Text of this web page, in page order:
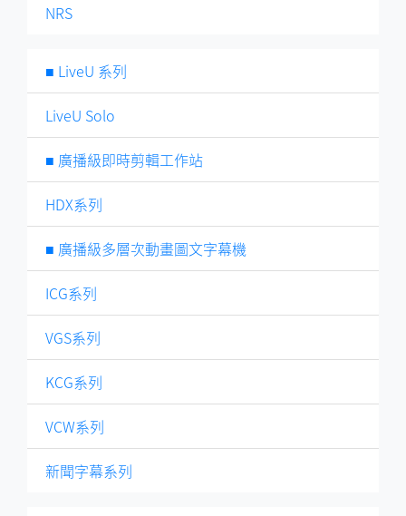
NRS
■ LiveU 系列
LiveU Solo
■ 廣播級即時剪輯工作站
HDX系列
■ 廣播級多層次動畫圖文字幕機
ICG系列
VGS系列
KCG系列
VCW系列
新聞字幕系列